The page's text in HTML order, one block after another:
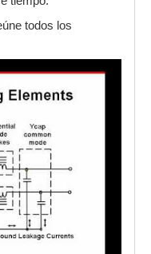
todos los